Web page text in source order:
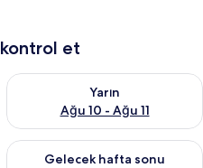
et
Ağu 9 - Ağu 10
Yarın
Ağu 10 - Ağu 11
Yarın için müsaitliği kontrol et
et Ağu 14 - Ağu 16
Gelecek hafta sonu
Önümüzdeki hafta sonu için